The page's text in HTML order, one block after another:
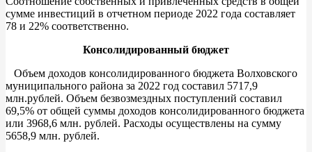
сумме инвестиций в отчетном периоде 2022 года составляет
78 и 22% соответственно.
Консолидированный бюджет
Объем доходов консолидированного бюджета Волховского
муниципального района за 2022 год составил 5717,9
млн.рублей. Объем безвозмездных поступлений составил
69,5% от общей суммы доходов консолидированного бюджета
или 3968,6 млн. рублей. Расходы осуществлены на сумму
5658,9 млн. рублей.